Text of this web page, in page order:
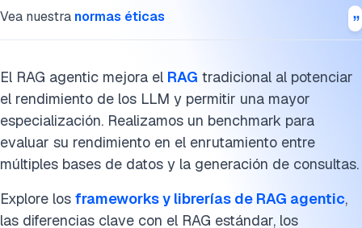
Vea nuestra normas éticas
El RAG agentic mejora el RAG tradicional al potenciar
el rendimiento de los LLM y permitir una mayor
especialización. Realizamos un benchmark para
evaluar su rendimiento en el enrutamiento entre
múltiples bases de datos y la generación de consultas.
Explore los frameworks y librerías de RAG agentic,
las diferencias clave con el RAG estándar, los
Modelos de contexto largo vs RAG agentic: Cuando la
recuperación se vuelve innecesaria
Diferentes tipos de modelos de RAG agentic
Beneficios del RAG agentic
Desafíos del RAG agentic
Lecturas adicionales